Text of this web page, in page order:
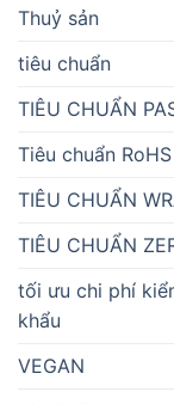
Thuỷ sản
tiêu chuẩn
TIÊU CHUẨN
Tiêu chuẩn RoHS
TIÊU CHUẨN
TIÊU CHUẨN
tối ưu chi phí
khẩu
VEGAN